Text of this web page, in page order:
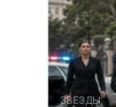
ЗВЕЗДЫ